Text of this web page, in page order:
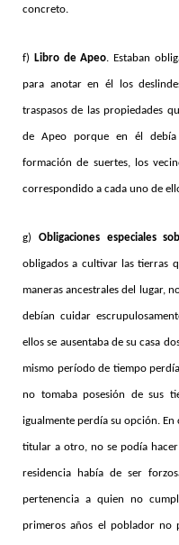
concreto.
f) Libro de Apeo. Estaban
para anotar en él los
traspasos de las propiedades
de Apeo porque en él
formación de suertes, los
correspondido a cada uno de
g) Obligaciones especiales
obligados a cultivar las tierras
maneras ancestrales del lugar,
debían cuidar
ellos se ausentaba de su casa
mismo período de tiempo
no tomaba posesión de sus
igualmente perdía su opción. En
titular a otro, no se podía
residencia había de ser
pertenencia a quien no
primeros años el poblador no